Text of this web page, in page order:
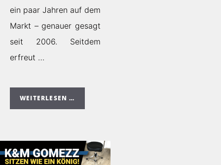
ein paar Jahren auf dem
Markt – genauer gesagt
seit 2006. Seitdem
erfreut …
WEITERLESEN …